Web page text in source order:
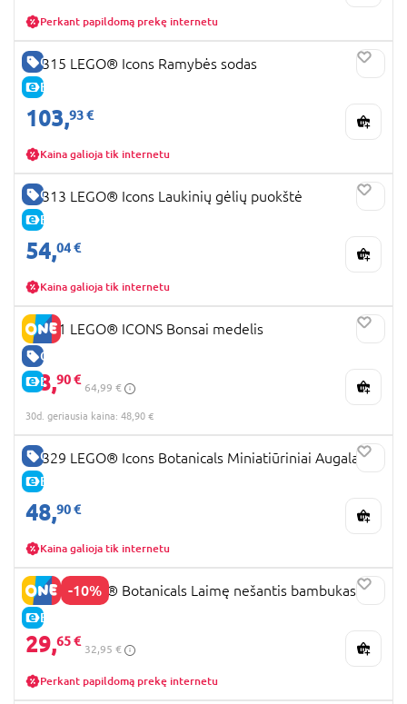
Perkant papildomą prekę internetu
GERA KAINA
E-KAINA
10315 LEGO® Icons Ramybės sodas
103,93 €
Kaina galioja tik internetu
GERA KAINA
E-KAINA
10313 LEGO® Icons Laukinių gėlių puokštė
54,04 €
Kaina galioja tik internetu
GERA KAINA
E-KAINA
10281 LEGO® ICONS Bonsai medelis
48,90 €
64,99 €
30d. geriausia kaina: 48,90 €
GERA KAINA
E-KAINA
10329 LEGO® Icons Botanicals Miniatiūriniai Augalai
48,90 €
Kaina galioja tik internetu
-10%
E-KAINA
10344 LEGO® Botanicals Laimę nešantis bambukas
29,65 €
32,95 €
Perkant papildomą prekę internetu